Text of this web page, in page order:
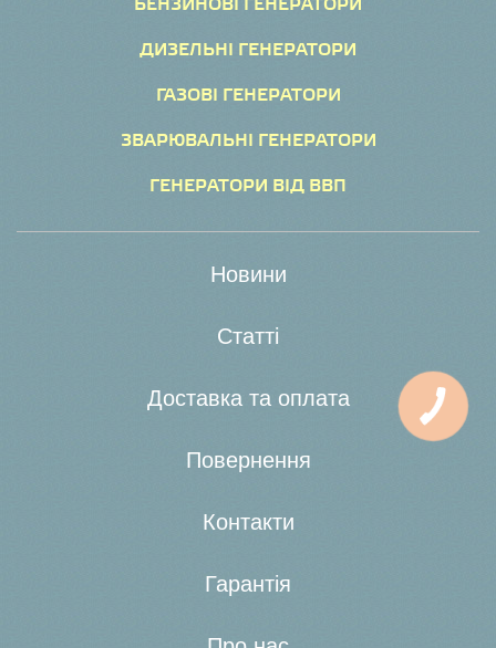
БЕНЗИНОВІ ГЕНЕРАТОРИ
ДИЗЕЛЬНІ ГЕНЕРАТОРИ
ГАЗОВІ ГЕНЕРАТОРИ
ЗВАРЮВАЛЬНІ ГЕНЕРАТОРИ
ГЕНЕРАТОРИ ВІД ВВП
Новини
Статті
Доставка та оплата
Повернення
Контакти
Гарантія